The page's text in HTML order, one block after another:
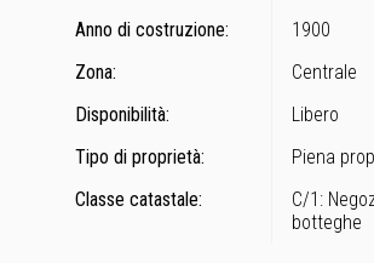
Anno di costruzione:
1900
Zona:
Centrale
Disponibilità:
Libero
Tipo di proprietà:
Piena
Classe catastale:
C/1:
botteghe